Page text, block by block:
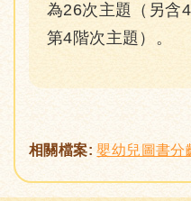
為26次主題（另含
第4階次主題）。
相關檔案: 嬰幼兒圖書分